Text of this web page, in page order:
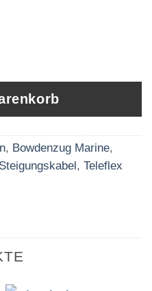
, Bowdenzug Marine,
Steigungskabel, Teleflex